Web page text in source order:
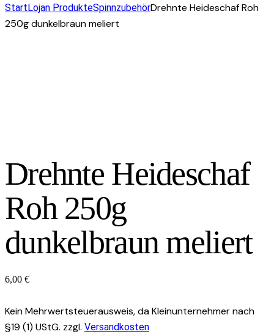
facebook-
1
instagram
mail-
empty
StartLojan ProdukteSpinnzubehörDrehnte Heideschaf Roh
250g dunkelbraun meliert
Drehnte Heideschaf
Roh 250g
dunkelbraun meliert
6,00 €
Kein Mehrwertsteuerausweis, da Kleinunternehmer nach
§19 (1) UStG. zzgl. Versandkosten